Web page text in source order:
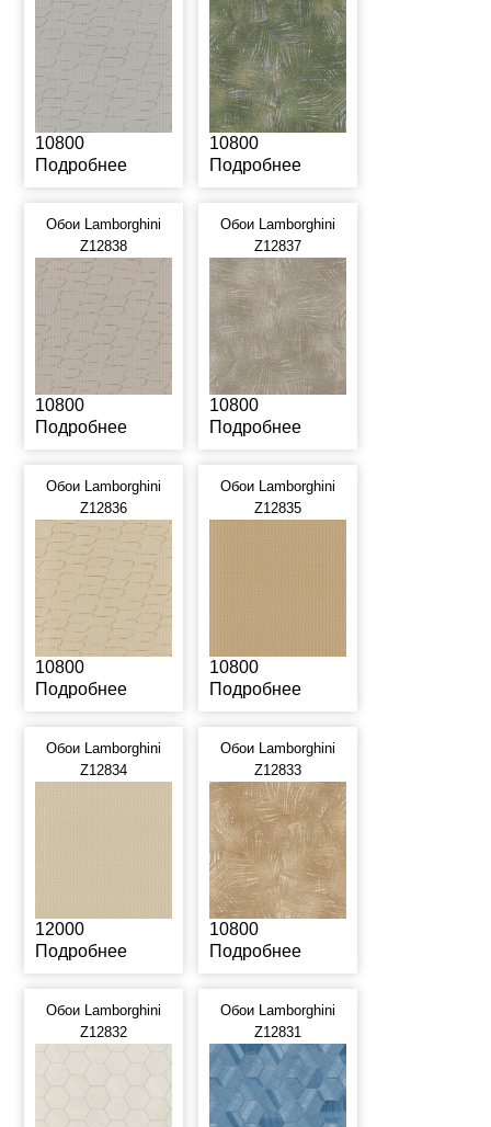
10800
Подробнее
10800
Подробнее
Обои Lamborghini
Z12838
10800
Подробнее
Обои Lamborghini
Z12837
10800
Подробнее
Обои Lamborghini
Z12836
10800
Подробнее
Обои Lamborghini
Z12835
10800
Подробнее
Обои Lamborghini
Z12834
12000
Подробнее
Обои Lamborghini
Z12833
10800
Подробнее
Обои Lamborghini
Z12832
Обои Lamborghini
Z12831